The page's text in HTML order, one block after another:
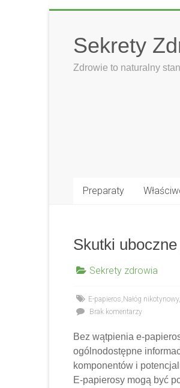
contentSekrety
Zdrowie to naturalny
Preparaty
Skutki
Sekrety zdrowia
E-papieros, Nałóg nikotynowy,
Brak komentarzy
Bez wątpienia e-
ogólnodostępne
komponentów i
E-papierosy mogą być